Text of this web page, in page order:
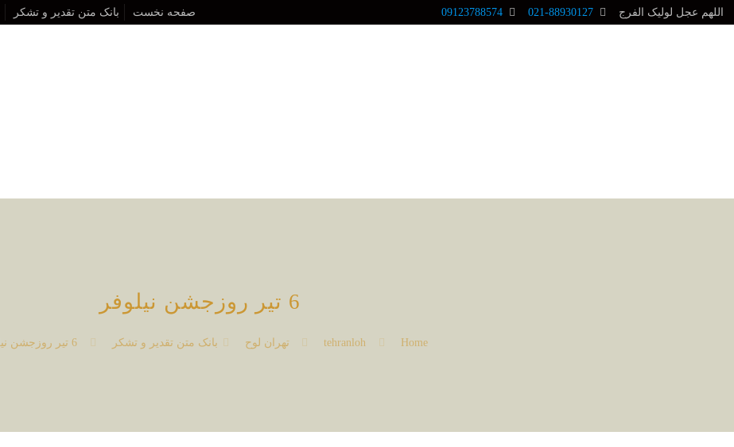
اللهم عجل لولیک الفرج 021-88930127
09123788574 صفحه نخست بانک متن تقدیر و تشکر
6 تیر روزجشن نیلوفر
Home
tehranloh تهران لوح بانک متن تقدیر و تشکر 6 تیر روزجشن نیلوفر